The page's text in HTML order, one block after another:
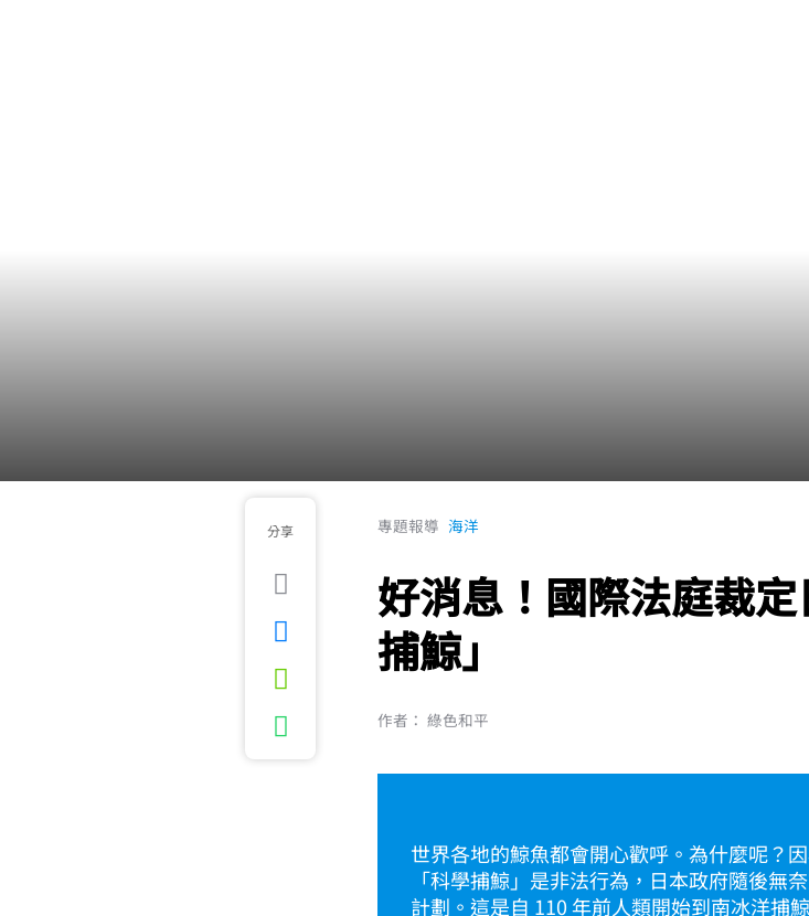
分享 專題報導 海洋
好消息！國際法庭裁
捕鯨」
作者： 綠色和平
世界各地的鯨魚都會開心歡呼。為什麼呢？
「科學捕鯨」是非法行為，日本政府隨後無
計劃。這是自 110 年前人類開始到南冰洋捕